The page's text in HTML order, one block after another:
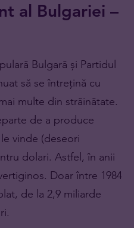
al Bulgariei –
Bulgară și Partidul
să se întrețină cu
multe din străinătate.
de a produce
vinde (deseori
dolari. Astfel, în anii
Doar între 1984
de la 2,9 miliarde